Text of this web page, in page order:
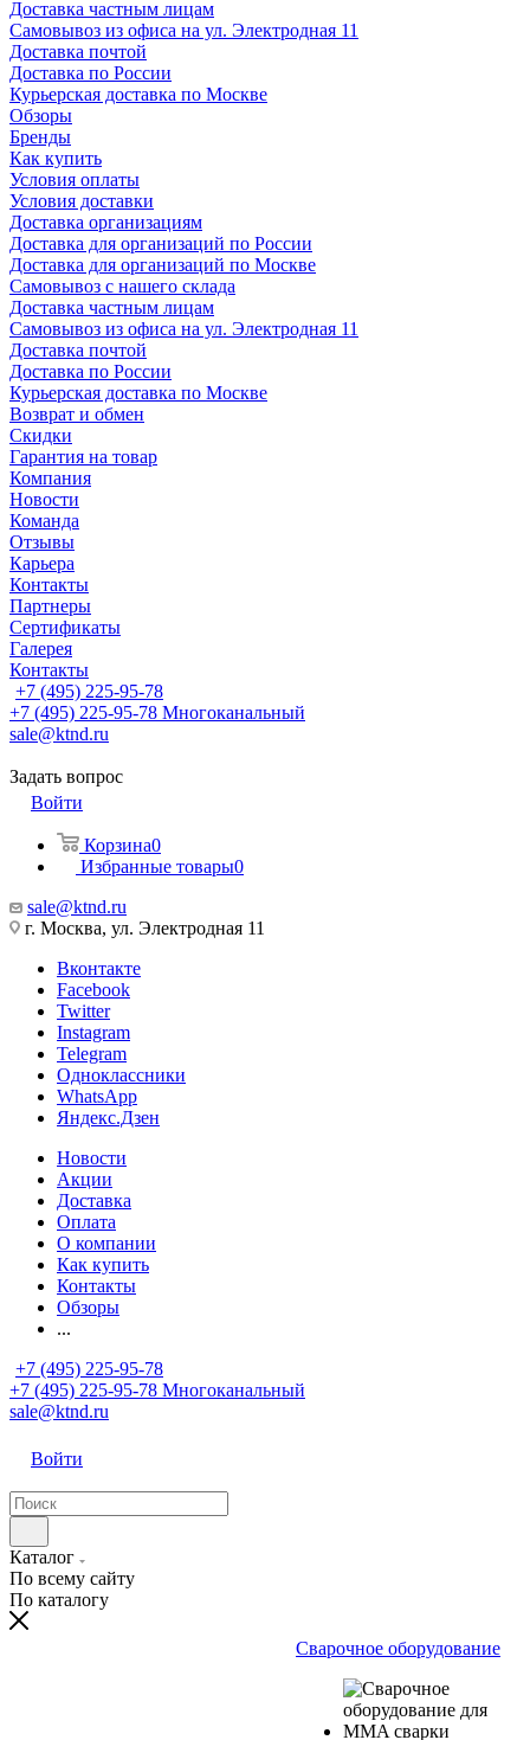
Доставка частным лицам
Самовывоз из офиса на ул. Электродная 11
Доставка почтой
Доставка по России
Курьерская доставка по Москве
Обзоры
Бренды
Как купить
Условия оплаты
Условия доставки
Доставка организациям
Доставка для организаций по России
Доставка для организаций по Москве
Самовывоз с нашего склада
Доставка частным лицам
Самовывоз из офиса на ул. Электродная 11
Доставка почтой
Доставка по России
Курьерская доставка по Москве
Возврат и обмен
Скидки
Гарантия на товар
Компания
Новости
Команда
Отзывы
Карьера
Контакты
Партнеры
Сертификаты
Галерея
Контакты
+7 (495) 225-95-78
+7 (495) 225-95-78 Многоканальный
sale@ktnd.ru
Задать вопрос
Войти
Корзина0
Избранные товары0
sale@ktnd.ru
г. Москва, ул. Электродная 11
Вконтакте
Facebook
Twitter
Instagram
Telegram
Одноклассники
WhatsApp
Яндекс.Дзен
Новости
Акции
Доставка
Оплата
О компании
Как купить
Контакты
Обзоры
...
+7 (495) 225-95-78
+7 (495) 225-95-78 Многоканальный
sale@ktnd.ru
Войти
Каталог
По всему сайту
По каталогу
Сварочное оборудование